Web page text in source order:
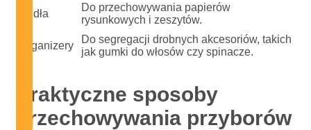
Pudła
Do przechowywania papierów
rysunkowych i zeszytów.
Organizery
Do segregacji drobnych akcesoriów, takich
jak gumki do włosów czy spinacze.
Praktyczne sposoby
przechowywania przyborów